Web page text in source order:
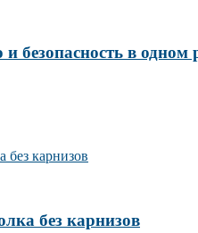
безопасность в одном
без карнизов